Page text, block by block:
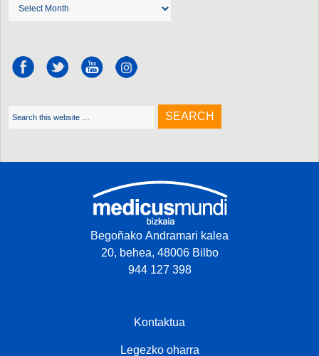
Begoñako Andramari kalea
20, behea, 48006 Bilbo
944 127 398
Kontaktua
Legezko oharra